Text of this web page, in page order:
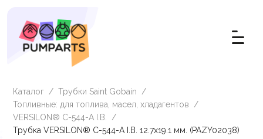
Каталог / Трубки Saint Gobain
/
Топливные: для топлива, масел, хладагентов
/
VERSILON® C-544-A I.B.
/
Трубка VERSILON® C-544-A I.B. 12.7х19.1 мм. (PAZY02038)